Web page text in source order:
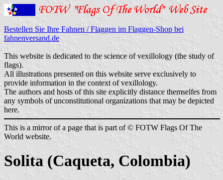
Bestellen Sie Ihre Fahnen / Flaggen im Flaggen-Shop bei
fahnenversand.de
This website is dedicated to the science of vexillology (the study of
flags).
All illustrations presented on this website serve exclusively to
provide information in the context of vexillology.
The authors and hosts of this site explicitly distance themselfes from
any symbols of unconstitutional organizations that may be depicted
here.
This is a mirror of a page that is part of © FOTW Flags Of The
World website.
Solita (Caqueta, Colombia)